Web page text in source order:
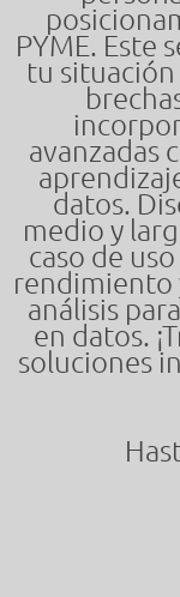
PYME. Este
tu
avanzadas
datos.
medio y
caso de
rendimiento
análisis
en datos.
soluciones